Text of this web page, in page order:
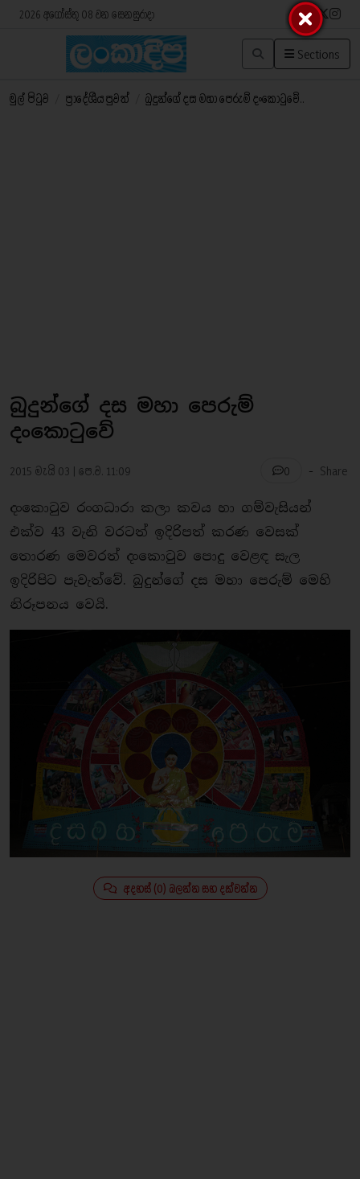
2026 අගෝස්තු 08 වන සෙනසුරාදා
Sections
මුල් පිටුව ප්‍රාදේශීය පුවත් බුදුන්ගේ දස මහා පෙරුම් දංකොටුවේ..
බුදුන්ගේ දස මහා පෙරුම්
දංකොටුවේ
2015 මැයි 03 | පෙ.ව. 11:09 0 - Share
දංකොටුව රංගධාරා කලා කවය හා ගම්වැසියන්
එක්ව 43 වැනි වරටත් ඉදිරිපත් කරණ වෙසක්
තොරණ මෙවරත් දංකොටුව පොදු වෙළඳ සැල
ඉදිරිපිට පැවැත්වේ. බුදුන්ගේ දස මහා පෙරුම් මෙහි
නිරූපනය වෙයි.
අදහස් (0) බලන්න සහ දක්වන්න